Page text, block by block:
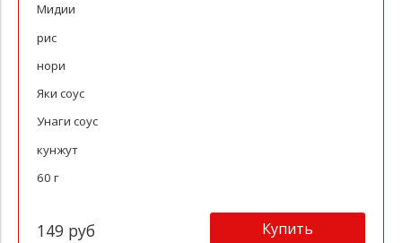
Мидии
рис
нори
Яки соус
Унаги соус
кунжут
60 г
149 руб Купить